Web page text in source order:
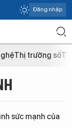
Đăng nhập
Thị trường số
sức mạnh của